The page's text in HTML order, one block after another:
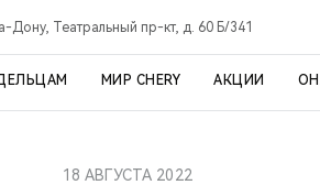
Дону, Театральный пр-кт, д. 60 Б/341
МИР CHERY АКЦИИ
18 АВГУСТА 2022